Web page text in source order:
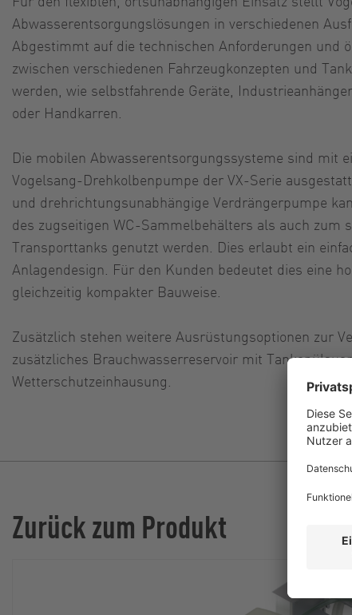
Abwasserentsorgungslösungen in verschiedenen
Abgestimmt auf die technischen Anforderungen und
zwischen verschiedenen Fahrzeugkonzepten und
werden, wie selbstfahrende Geräte,
oder Handkarren.
Die mobilen Abwasserentsorgungssysteme sind mit
Vogelsang-Drehkolbenpumpe der VX-Serie
und drehrichtungsunabhängige Verdrängerpumpe
des zugseitigen WC-Sammelbehälters als auch zum
Transporttanks genutzt werden. Dies erlaubt ein
Anlagendesign. Für den Kunden bedeutet dies eine
gleichzeitig kompakter Bauweise.
Zusätzlich stehen weitere Ausrüstungsoptionen zur
zusätzliches Brauchwasserreservoir mit
Wetterschutzeinhausung.
Zurück zum Produkt